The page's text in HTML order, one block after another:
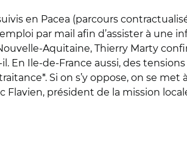
en Pacea (parcours
par mail afin d’assister à une
Aquitaine, Thierry Marty
Ile-de-France aussi, des tensions
Si on s’y oppose, on se met
président de la mission